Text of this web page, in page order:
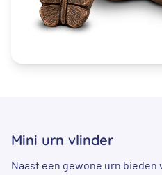
Mini urn vlinder
Naast een gewone urn bieden